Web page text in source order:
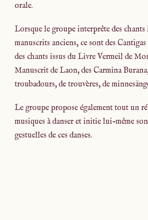
orale.
Lorsque le groupe interprête des chants
manuscrits anciens, ce sont des
des chants issus du Livre Vermeil de
Manuscrit de Laon, des Carmina
troubadours, de trouvères, de
Le groupe propose également tout un
musiques à danser et initie lui-même
gestuelles de ces danses.